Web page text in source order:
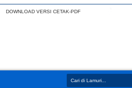
DOWNLOAD VERSI CETAK-PDF